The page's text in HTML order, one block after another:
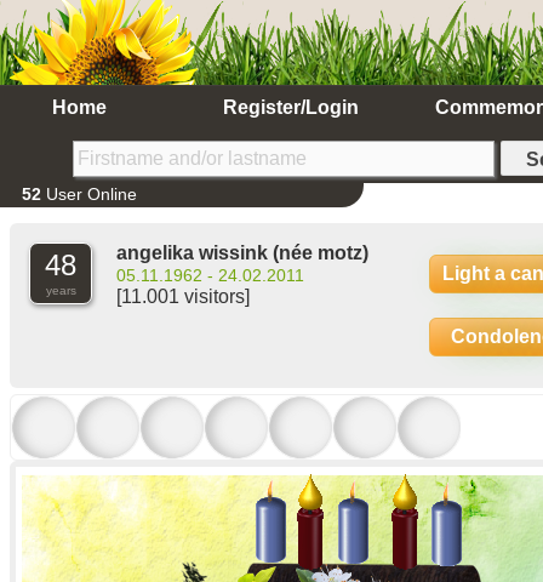
Home Register/Login
52 User Online
48
years
angelika wissink (née motz)
05.11.1962 - 24.02.2011
[11.001 visitors]
Light a